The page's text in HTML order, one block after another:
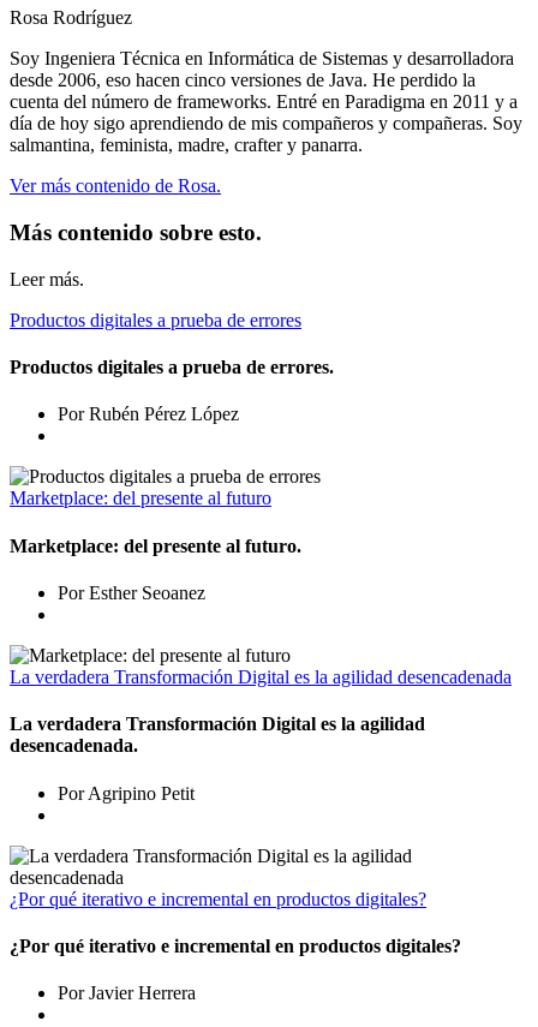
Rosa Rodríguez
Soy Ingeniera Técnica en Informática de Sistemas y desarrolladora
desde 2006, eso hacen cinco versiones de Java. He perdido la
cuenta del número de frameworks. Entré en Paradigma en 2011 y a
día de hoy sigo aprendiendo de mis compañeros y compañeras. Soy
salmantina, feminista, madre, crafter y panarra.
Ver más contenido de Rosa.
Más contenido sobre esto.
Leer más.
Productos digitales a prueba de errores
Productos digitales a prueba de errores.
Por Rubén Pérez López
Marketplace: del presente al futuro
Marketplace: del presente al futuro.
Por Esther Seoanez
La verdadera Transformación Digital es la agilidad desencadenada
La verdadera Transformación Digital es la agilidad
desencadenada.
Por Agripino Petit
¿Por qué iterativo e incremental en productos digitales?
¿Por qué iterativo e incremental en productos digitales?
Por Javier Herrera